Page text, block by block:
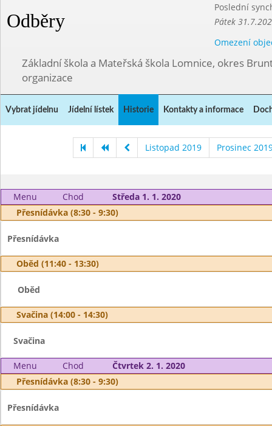
Odběry
Poslední
Pátek
Omezení
Základní škola a Mateřská škola Lomnice, okres
organizace
Vybrat jídelnu Jídelní lístek Historie Kontakty a informace
Listopad 2019 Prosinec
Menu Chod
Středa 1. 1. 2020
Přesnídávka (8:30 - 9:30)
Přesnídávka
Oběd (11:40 - 13:30)
Oběd
Svačina (14:00 - 14:30)
Svačina
Menu Chod
Čtvrtek 2. 1. 2020
Přesnídávka (8:30 - 9:30)
Přesnídávka